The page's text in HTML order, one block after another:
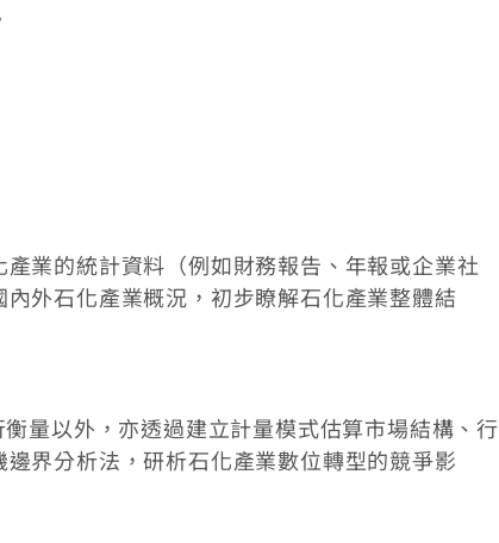
業的統計資料（例如財務報告、年報或企業社
外石化產業概況，初步瞭解石化產業整體結
量以外，亦透過建立計量模式估算市場結構、行
界分析法，研析石化產業數位轉型的競爭影